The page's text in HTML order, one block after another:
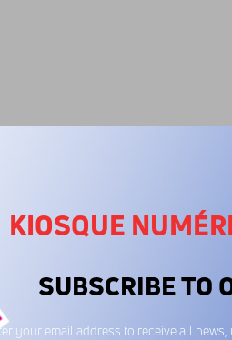
KIOSQUE
SUBSCRIBE TO
your email address to receive all